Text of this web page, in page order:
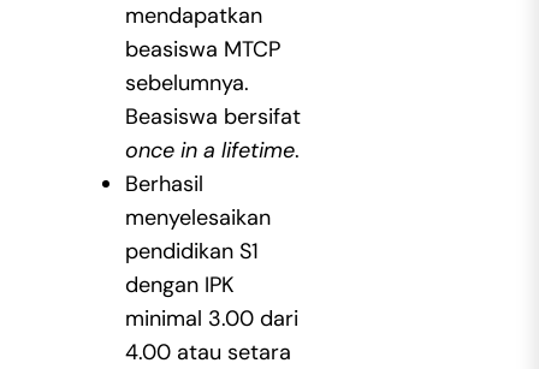
mendapatkan
beasiswa MTCP
sebelumnya.
Beasiswa bersifat
once in a lifetime.
Berhasil
menyelesaikan
pendidikan S1
dengan IPK
minimal 3.00 dari
4.00 atau setara